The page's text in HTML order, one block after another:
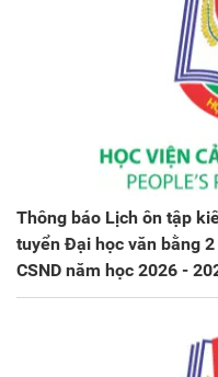
Thông báo Lịch ôn tập
tuyển Đại học văn bằng
CSND năm học 2026 -